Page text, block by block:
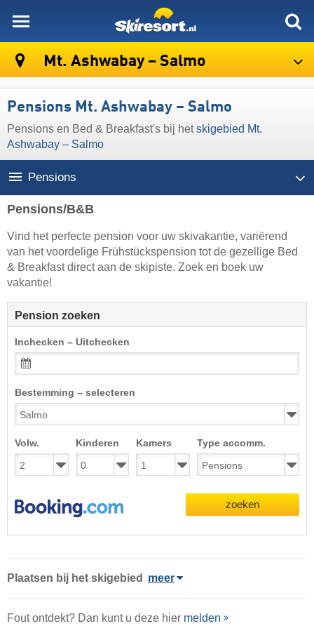
Mt. Ashwabay – Salmo
Pensions Mt. Ashwabay – Salmo
Pensions en Bed & Breakfast's bij hetskigebied Mt.
Ashwabay – Salmo
Pensions
Pensions/B&B
Vind het perfecte pension voor uw skivakantie, variërend
van het voordelige Frühstückspension tot de gezellige Bed
& Breakfast direct aan de skipiste. Zoek en boek uw
vakantie!
Pension zoeken
Inchecken – Uitchecken
Bestemming – selecteren
Volw. Kinderen Kamers Type accomm.
zoeken
Plaatsen bij het skigebied meer
Fout ontdekt? Dan kunt u deze hier melden